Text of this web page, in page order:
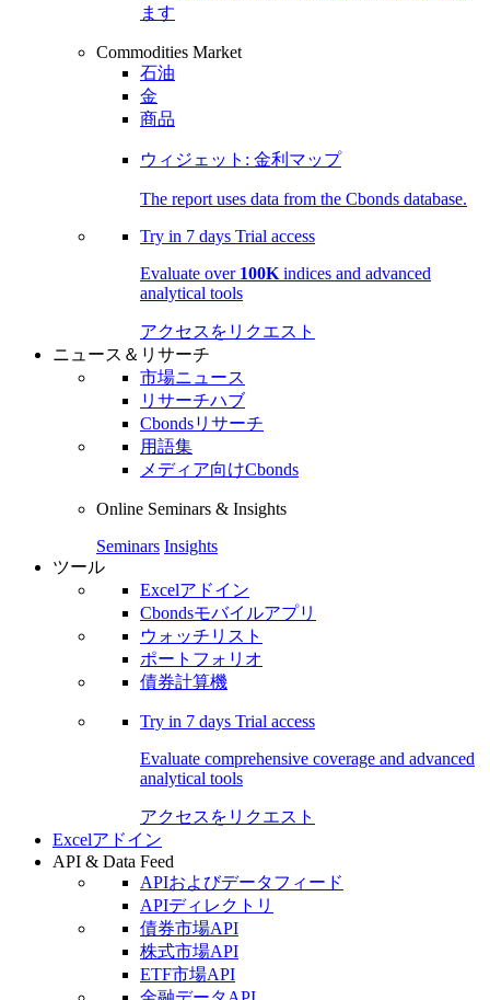
ます
Commodities Market
石油
金
商品
ウィジェット: 金利マップ
The report uses data from the Cbonds database.
Try in 7 days Trial access
Evaluate over 100K indices and advanced
analytical tools
アクセスをリクエスト
ニュース＆リサーチ
市場ニュース
リサーチハブ
Cbondsリサーチ
用語集
メディア向けCbonds
Online Seminars & Insights
Seminars Insights
ツール
Excelアドイン
Cbondsモバイルアプリ
ウォッチリスト
ポートフォリオ
債券計算機
Try in 7 days Trial access
Evaluate comprehensive coverage and advanced
analytical tools
アクセスをリクエスト
Excelアドイン
API & Data Feed
APIおよびデータフィード
APIディレクトリ
債券市場API
株式市場API
ETF市場API